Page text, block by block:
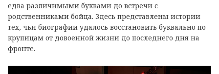
едва различимыми буквами до встречи с
родственниками бойца. Здесь представлены истории
тех, чьи биографии удалось восстановить буквально по
крупицам от довоенной жизни до последнего дня на
фронте.